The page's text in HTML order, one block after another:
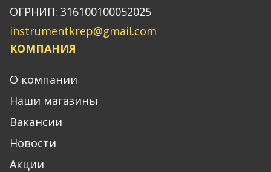
ОГРНИП: 316100100052025
instrumentkrep@gmail.com
КОМПАНИЯ
О компании
Наши магазины
Вакансии
Новости
Акции